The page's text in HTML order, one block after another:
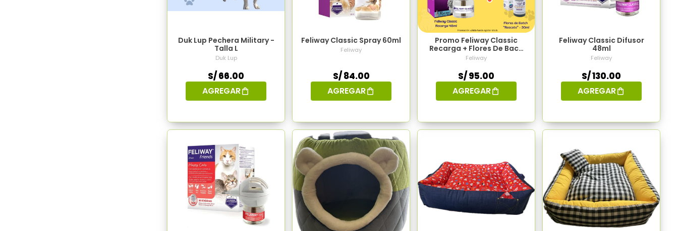
Duk Lup Pechera Military -
Talla L
Duk Lup
S/ 66.00
AGREGAR
Feliway Classic Spray 60ml
Feliway
S/ 84.00
AGREGAR
Promo Feliway Classic
Recarga + Flores De Bach
"Rescate"
Feliway
S/ 95.00
AGREGAR
Feliway Classic Difusor
48ml
Feliway
S/ 130.00
AGREGAR